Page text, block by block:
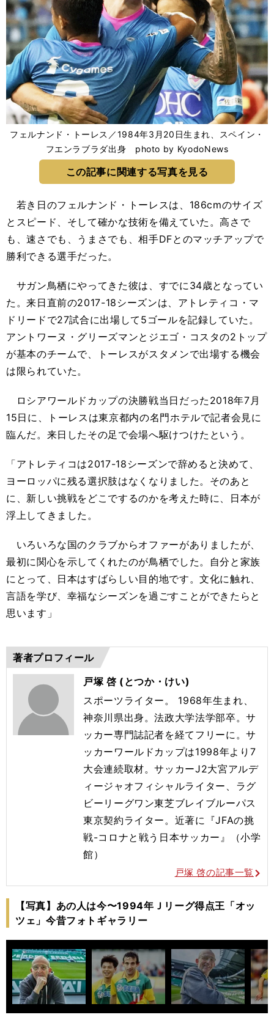
フェルナンド・トーレス／1984年3月20日生まれ、スペイン・
フエンラブラダ出身 photo by KyodoNews
この記事に関連する写真を見る
若き日のフェルナンド・トーレスは、186cmのサイズ
とスピード、そして確かな技術を備えていた。高さで
も、速さでも、うまさでも、相手DFとのマッチアップで
勝利できる選手だった。
サガン鳥栖にやってきた彼は、すでに34歳となってい
た。来日直前の2017-18シーズンは、アトレティコ・マ
ドリードで27試合に出場して5ゴールを記録していた。
アントワーヌ・グリーズマンとジエゴ・コスタの2トップ
が基本のチームで、トーレスがスタメンで出場する機会
は限られていた。
ロシアワールドカップの決勝戦当日だった2018年7月
15日に、トーレスは東京都内の名門ホテルで記者会見に
臨んだ。来日したその足で会場へ駆けつけたという。
「アトレティコは2017-18シーズンで辞めると決めて、
ヨーロッパに残る選択肢はなくなりました。そのあと
に、新しい挑戦をどこでするのかを考えた時に、日本が
浮上してきました。
いろいろな国のクラブからオファーがありましたが、
最初に関心を示してくれたのが鳥栖でした。自分と家族
にとって、日本はすばらしい目的地です。文化に触れ、
言語を学び、幸福なシーズンを過ごすことができたらと
思います」
著者プロフィール
戸塚 啓 (とつか・けい)
スポーツライター。 1968年生まれ、
神奈川県出身。法政大学法学部卒。サ
ッカー専門誌記者を経てフリーに。サ
ッカーワールドカップは1998年より 7
大会連続取材。サッカーJ2大宮アルデ
ィージャオフィシャルライター、ラグ
ビーリーグワン東芝ブレイブルーパス
東京契約ライター。近著に『JFAの挑
戦-コロナと戦う日本サッカー』（小学
館）
戸塚 啓の記事一覧
【写真】あの人は今〜1994年Ｊリーグ得点王「オッ
ツェ」今昔フォトギャラリー